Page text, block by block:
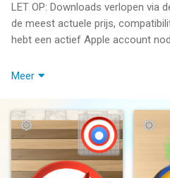
LET OP: Downloads verlopen via
de meest actuele prijs,
hebt een actief Apple account
Sit back and relax while you
- Let your creative juices flow!
- Get to crafting and enjoy the
- Auction off your beautiful work
Meer